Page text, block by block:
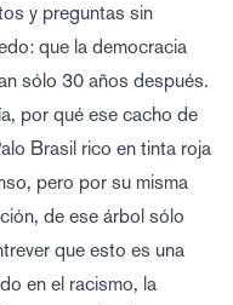
y preguntas sin
que la democracia
sólo 30 años después.
por qué ese cacho de
Brasil rico en tinta roja
pero por su misma
de ese árbol sólo
que esto es una
en el racismo, la